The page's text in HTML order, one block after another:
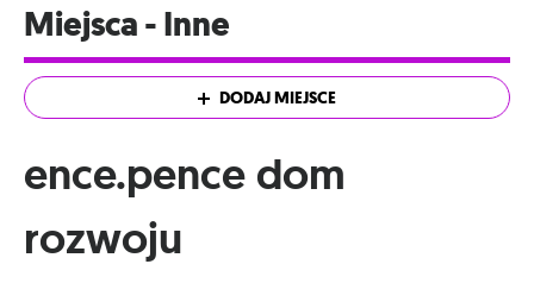
Miejsca - Inne
DODAJ MIEJSCE
ence.pence dom
rozwoju